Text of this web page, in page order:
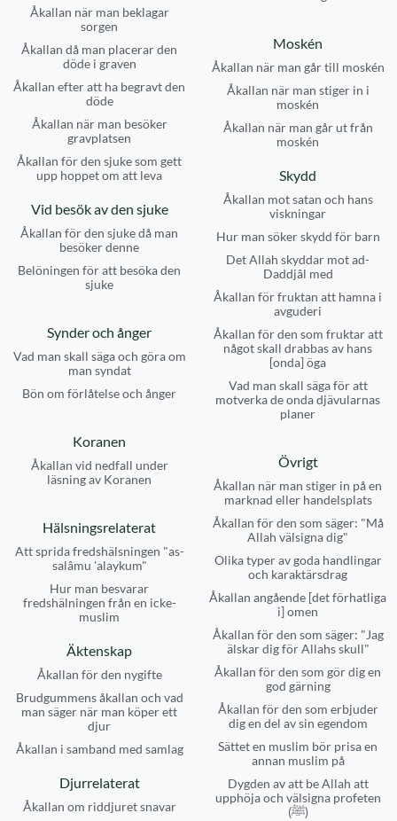
Åkallan när man beklagar
sorgen
Åkallan då man placerar den
döde i graven
Åkallan efter att ha begravt den
döde
Åkallan när man besöker
gravplatsen
Åkallan för den sjuke som gett
upp hoppet om att leva
Moskén
Åkallan när man går till moskén
Åkallan när man stiger in i
moskén
Åkallan när man går ut från
moskén
Skydd
Åkallan mot satan och hans
viskningar
Hur man söker skydd för barn
Det Allah skyddar mot ad-
Daddjâl med
Åkallan för fruktan att hamna i
avguderi
Åkallan för den som fruktar att
något skall drabbas av hans
[onda] öga
Vad man skall säga för att
motverka de onda djävularnas
planer
Vid besök av den sjuke
Åkallan för den sjuke då man
besöker denne
Belöningen för att besöka den
sjuke
Synder och ånger
Vad man skall säga och göra om
man syndat
Bön om förlåtelse och ånger
Koranen
Åkallan vid nedfall under
läsning av Koranen
Övrigt
Åkallan när man stiger in på en
marknad eller handelsplats
Åkallan för den som säger: "Må
Allah välsigna dig"
Olika typer av goda handlingar
och karaktärsdrag
Åkallan angående [det förhatliga
i] omen
Åkallan för den som säger: "Jag
älskar dig för Allahs skull"
Åkallan för den som gör dig en
god gärning
Åkallan för den som erbjuder
dig en del av sin egendom
Sättet en muslim bör prisa en
annan muslim på
Dygden av att be Allah att
upphöja och välsigna profeten
(ﷺ)
Hälsningsrelaterat
Att sprida fredshälsningen "as-
salâmu 'alaykum"
Hur man besvarar
fredshälningen från en icke-
muslim
Äktenskap
Åkallan för den nygifte
Brudgummens åkallan och vad
man säger när man köper ett
djur
Åkallan i samband med samlag
Djurrelaterat
Åkallan om riddjuret snavar